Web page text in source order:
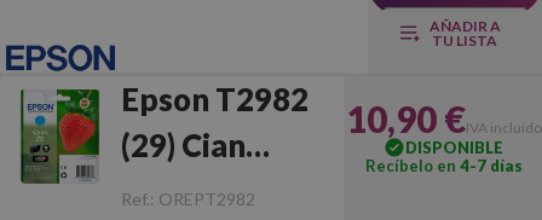
AÑADIR A
TU LISTA
Epson T2982
(29) Cian
Original
Ref.: OREPT2982
10,90 €IVA incluido
DISPONIBLE
Recíbelo en 4-7 días